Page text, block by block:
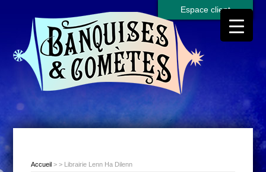
Espace client
Accueil > > Librairie Lenn Ha Dilenn